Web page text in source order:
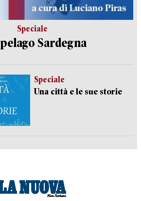
Speciale
Sardegna
Speciale
Una città e le sue storie